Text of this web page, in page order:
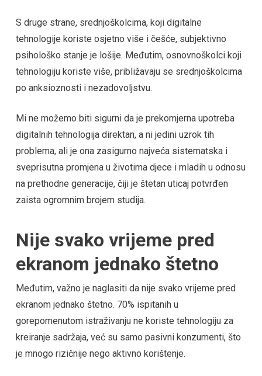
S druge strane, srednjoškolcima, koji digitalne
tehnologije koriste osjetno više i češće, subjektivno
psihološko stanje je lošije. Međutim, osnovnoškolci koji
tehnologiju koriste više, približavaju se srednjoškolcima
po anksioznosti i nezadovoljstvu.
Mi ne možemo biti sigurni da je prekomjerna upotreba
digitalnih tehnologija direktan, a ni jedini uzrok tih
problema, ali je ona zasigurno najveća sistematska i
sveprisutna promjena u životima djece i mladih u odnosu
na prethodne generacije, čiji je štetan uticaj potvrđen
zaista ogromnim brojem studija.
Nije svako vrijeme pred
ekranom jednako štetno
Međutim, važno je naglasiti da nije svako vrijeme pred
ekranom jednako štetno. 70% ispitanih u
gorepomenutom istraživanju ne koriste tehnologiju za
kreiranje sadržaja, već su samo pasivni konzumenti, što
je mnogo rizičnije nego aktivno korištenje.